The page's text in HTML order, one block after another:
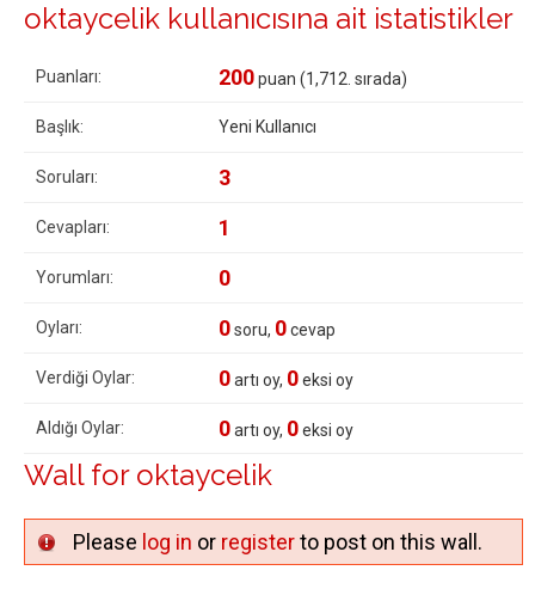
oktaycelik kullanıcısına ait istatistikler
Puanları: 200puan (1,712 . sırada)
Başlık: Yeni Kullanıcı
Soruları: 3
Cevapları: 1
Yorumları: 0
Oyları: 0soru, 0cevap
Verdiği Oylar: 0artı oy, 0eksi oy
Aldığı Oylar: 0artı oy, 0eksi oy
Wall for oktaycelik
Please log in or registerto post on this wall.